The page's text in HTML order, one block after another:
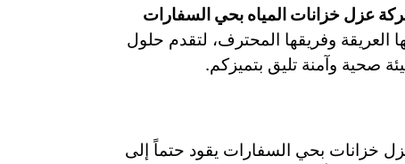
عزل خزانات المياه بحي السفارات
العريقة وفريقها المحترف، لتقدم حلول
صحية وآمنة تليق بتميزكم.
خزانات بحي السفارات يقود حتماً إلى